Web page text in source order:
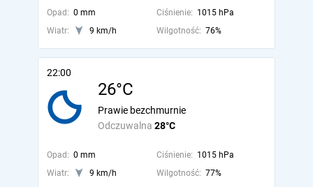
Opad: 0 mm Ciśnienie: 1015 hPa
Wiatr:
9 km/h Wilgotność: 76%
22:00
26°C
Odczuwalna 28°C
Prawie bezchmurnie
Opad: 0 mm Ciśnienie: 1015 hPa
Wiatr:
9 km/h Wilgotność: 77%